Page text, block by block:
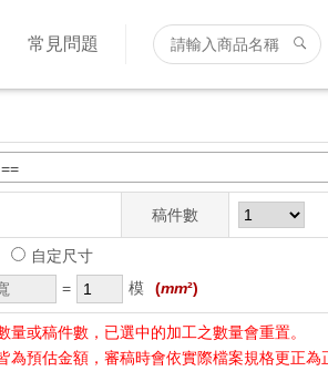
常見問題
稿件數
自定尺寸
=
模 (mm²)
量或稿件數，已選中的加工之數量會重置。
為預估金額，審稿時會依實際檔案規格更正為